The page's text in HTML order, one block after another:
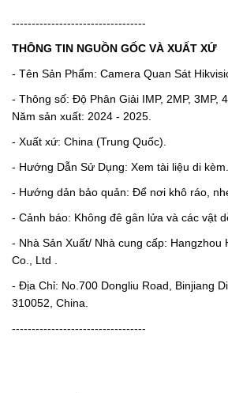
----------------------------------
THÔNG TIN NGUỒN GỐC VÀ XUẤT XỨ
- Tên Sản Phẩm: Camera Quan Sát
- Thông số: Độ Phân Giải IMP, 2MP, 3MP,
Năm sản xuất: 2024 - 2025.
- Xuất xứ: China (Trung Quốc).
- Hướng Dẫn Sử Dụng: Xem tài liệu di kèm.
- Hướng dản bảo quản: Để nơi khô ráo,
- Cảnh báo: Không đê gân lửa và các vật
- Nhà Sản Xuất/ Nhà cung cấp: Hangzhou
Co., Ltd .
- Địa Chỉ: No.700 Dongliu Road, Binjiang
310052, China.
----------------------------------